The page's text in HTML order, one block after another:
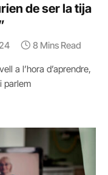
de ser la tija
8 Mins Read
a l’hora d’aprendre,
parlem